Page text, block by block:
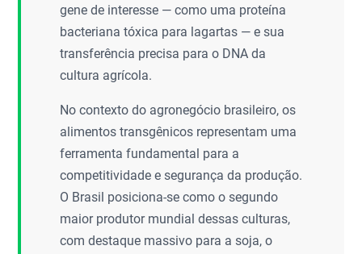
gene de interesse — como uma proteína
bacteriana tóxica para lagartas — e sua
transferência precisa para o DNA da
cultura agrícola.
No contexto do agronegócio brasileiro, os
alimentos transgênicos representam uma
ferramenta fundamental para a
competitividade e segurança da produção.
O Brasil posiciona-se como o segundo
maior produtor mundial dessas culturas,
com destaque massivo para a soja, o